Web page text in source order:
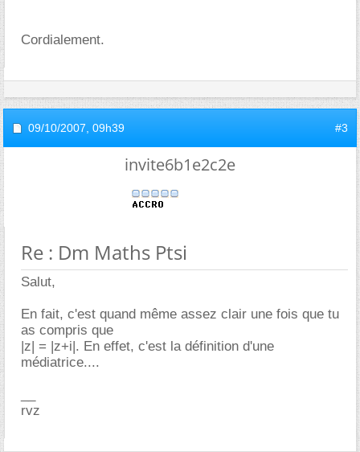
Cordialement.
09/10/2007, 09h39 #3
invite6b1e2c2e
Re : Dm Maths Ptsi
Salut,
En fait, c'est quand même assez clair une fois que tu
as compris que
|z| = |z+i|. En effet, c'est la définition d'une
médiatrice....
rvz